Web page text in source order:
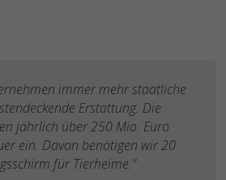
immer mehr staatliche
Erstattung. Die
jährlich über 250 Mio. Euro
ein. Davon benötigen wir 20
für Tierheime."